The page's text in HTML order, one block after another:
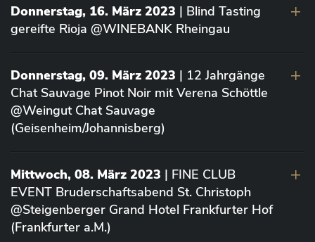
Donnerstag, 16. März 2023 | Blind Tasting
gereifte Rioja @WINEBANK Rheingau
Donnerstag, 09. März 2023 | 12 Jahrgänge
Chat Sauvage Pinot Noir mit Verena Schöttle
@Weingut Chat Sauvage
(Geisenheim/Johannisberg)
Mittwoch, 08. März 2023 | FINE CLUB
EVENT Bruderschaftsabend St. Christoph
@Steigenberger Grand Hotel Frankfurter Hof
(Frankfurter a.M.)